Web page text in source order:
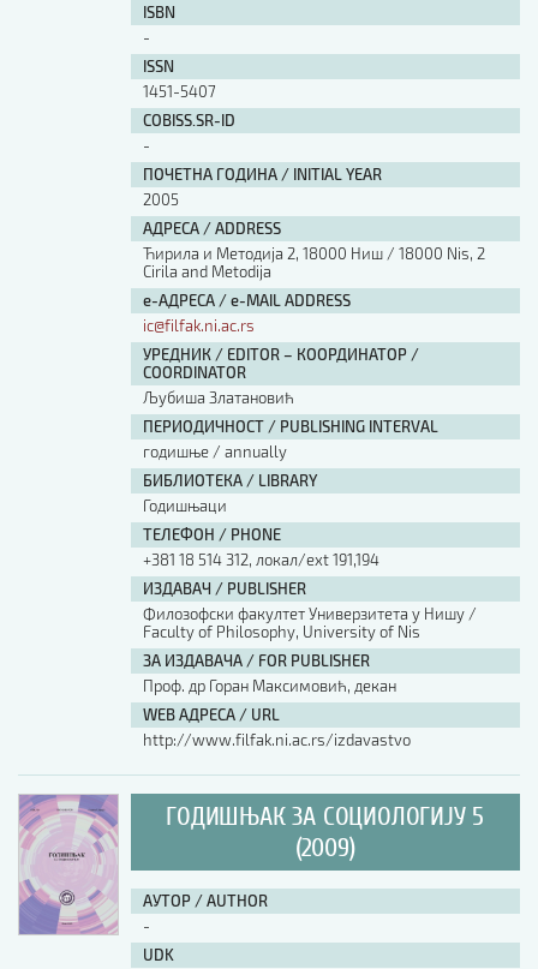
ISBN
-
ISSN
1451-5407
COBISS.SR-ID
-
ПОЧЕТНА ГОДИНА / INITIAL YEAR
2005
АДРЕСА / ADDRESS
Ћирила и Методија 2, 18000 Ниш / 18000 Nis, 2
Cirila and Metodija
е-АДРЕСА / e-MAIL ADDRESS
ic@filfak.ni.ac.rs
УРЕДНИК / EDITOR – КООРДИНАТОР /
COORDINATOR
Љубиша Златановић
ПЕРИОДИЧНОСТ / PUBLISHING INTERVAL
годишње / annually
БИБЛИОТЕКА / LIBRARY
Годишњаци
ТЕЛЕФОН / PHONE
+381 18 514 312, локал/ext 191,194
ИЗДАВАЧ / PUBLISHER
Филозофски факултет Универзитета у Нишу /
Faculty of Philosophy, University of Nis
ЗА ИЗДАВАЧА / FOR PUBLISHER
Проф. др Горан Максимовић, декан
WEB АДРЕСА / URL
http://www.filfak.ni.ac.rs/izdavastvo
ГОДИШЊАК ЗА СОЦИОЛОГИЈУ 5
(2009)
АУТОР / AUTHOR
-
UDK